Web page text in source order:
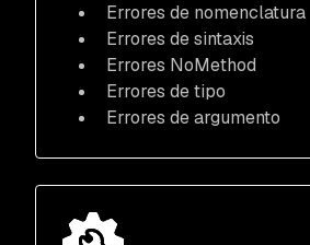
Errores de nomenclatura
Errores de sintaxis
Errores NoMethod
Errores de tipo
Errores de argumento